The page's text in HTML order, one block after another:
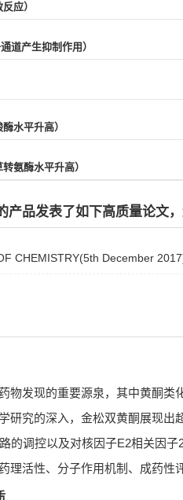
应）
道产生抑制作用）
水平升高）
氨酶水平升高）
产品发表了如下高质量论文
CHEMISTRY(5th December
物发现的重要源泉，其中黄酮
研究的深入，金松双黄酮展现出
的调控以及对核因子E2相关因
理活性、分子作用机制、成药性